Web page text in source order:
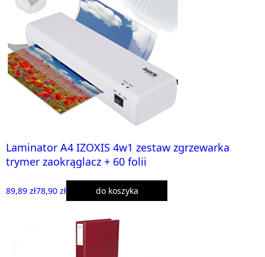
Laminator A4 IZOXIS 4w1 zestaw zgrzewarka
trymer zaokrąglacz + 60 folii
89,89 zł78,90 zł do koszyka